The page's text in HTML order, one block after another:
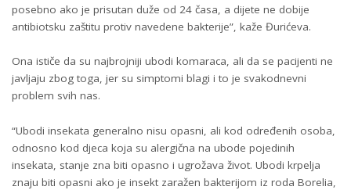
posebno ako je prisutan duže od 24 časa, a dijete ne dobije
antibiotsku zaštitu protiv navedene bakterije”, kaže Đurićeva.
Ona ističe da su najbrojniji ubodi komaraca, ali da se pacijenti ne
javljaju zbog toga, jer su simptomi blagi i to je svakodnevni
problem svih nas.
“Ubodi insekata generalno nisu opasni, ali kod određenih osoba,
odnosno kod djeca koja su alergična na ubode pojedinih
insekata, stanje zna biti opasno i ugrožava život. Ubodi krpelja
znaju biti opasni ako je insekt zaražen bakterijom iz roda Borelia,